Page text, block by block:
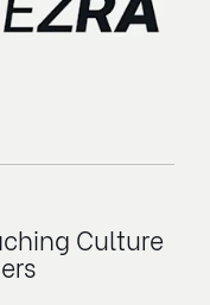
Culture